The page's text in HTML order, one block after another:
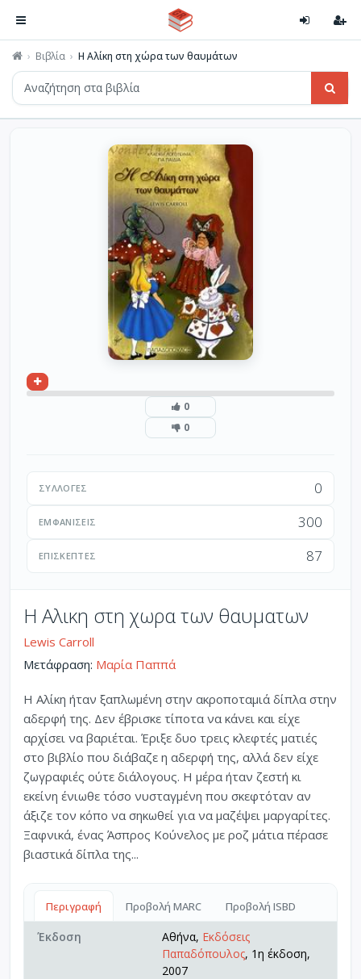
Βιβλία Η Αλίκη στη χώρα των θαυμάτων
0
0
ΣΥΛΛΟΓΈΣ 0
ΕΜΦΑΝΊΣΕΙΣ 300
ΕΠΙΣΚΈΠΤΕΣ 87
Η Αλικη στη χωρα των θαυματων
Lewis Carroll
Μετάφραση: Μαρία Παππά
Η Αλίκη ήταν ξαπλωμένη στην ακροποταμιά δίπλα στην
αδερφή της. Δεν έβρισκε τίποτα να κάνει και είχε
αρχίσει να βαριέται. Έριξε δυο τρεις κλεφτές ματιές
στο βιβλίο που διάβαζε η αδερφή της, αλλά δεν είχε
ζωγραφιές ούτε διάλογους. Η μέρα ήταν ζεστή κι
εκείνη ένιωθε τόσο νυσταγμένη που σκεφτόταν αν
άξιζε τον κόπο να σηκωθεί για να μαζέψει μαργαρίτες.
Ξαφνικά, ένας Άσπρος Κούνελος με ροζ μάτια πέρασε
βιαστικά δίπλα της...
Περιγραφή Προβολή MARC Προβολή ISBD
Έκδοση Αθήνα, Εκδόσεις
Παπαδόπουλος, 1η έκδοση,
2007